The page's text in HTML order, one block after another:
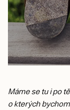
Máme se tu i po
o kterých